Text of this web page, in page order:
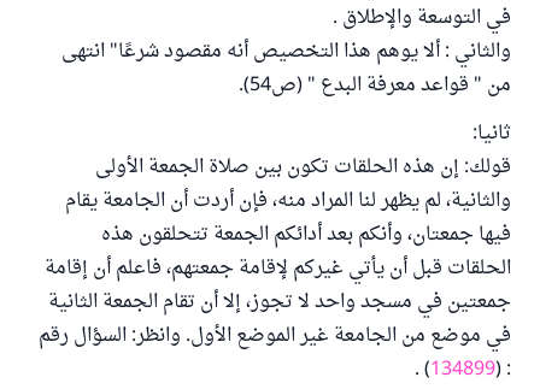
في التوسعة والإطلاق .
والثاني : ألا يوهم هذا التخصيص أنه مقصود شرعًا" انتهى
من " قواعد معرفة البدع " (ص54).
ثانيا:
قولك: إن هذه الحلقات تكون بين صلاة الجمعة الأولى
والثانية، لم يظهر لنا المراد منه، فإن أردت أن الجامعة يقام
فيها جمعتان، وأنكم بعد أدائكم الجمعة تتحلقون هذه
الحلقات قبل أن يأتي غيركم لإقامة جمعتهم، فاعلم أن إقامة
جمعتين في مسجد واحد لا تجوز، إلا أن تقام الجمعة الثانية
في موضع من الجامعة غير الموضع الأول. وانظر: السؤال رقم
: (
134899
) .